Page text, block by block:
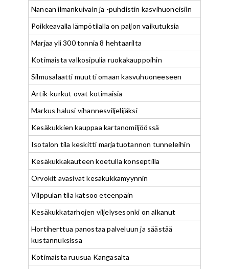
Nanean ilmankuivain ja -puhdistin kasvihuoneisiin
Poikkeavalla lämpötilalla on paljon vaikutuksia
Marjaa yli 300 tonnia 8 hehtaarilta
Kotimaista valkosipulia ruokakauppoihin
Silmusalaatti muutti omaan kasvuhuoneeseen
Artik-kurkut ovat kotimaisia
Markus halusi vihannesviljelijäksi
Kesäkukkien kauppaa kartanomiljöössä
Isotalon tila keskitti marjatuotannon tunneleihin
Kesäkukkakauteen koetulla konseptilla
Orvokit avasivat kesäkukkamyynnin
Vilppulan tila katsoo eteenpäin
Kesäkukkatarhojen viljelysesonki on alkanut
Hortiherttua panostaa palveluun ja säästää
kustannuksissa
Kotimaista ruusua Kangasalta